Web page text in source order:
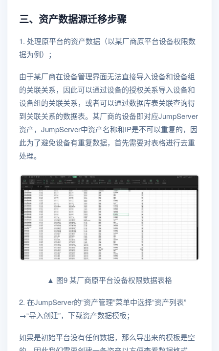
三、资产数据源迁移步骤
1. 处理原平台的资产数据（以某厂商原平台设备权限数
据为例）；
由于某厂商在设备管理界面无法直接导入设备和设备组
的关联关系，因此可以通过设备的授权关系导入设备和
设备组的关联关系，或者可以通过数据库表关联查询得
到关联关系的数据表。某厂商的设备即对应JumpServer
资产，JumpServer中资产名称和IP是不可以重复的，因
此为了避免设备有重复数据，首先需要对表格进行去重
处理。
▲ 图9 某厂商原平台设备权限数据表格
2. 在JumpServer的“资产管理”菜单中选择“资产列表”
→“导入创建”，下载资产数据模板；
如果是初始平台没有任何数据，那么导出来的模板是空